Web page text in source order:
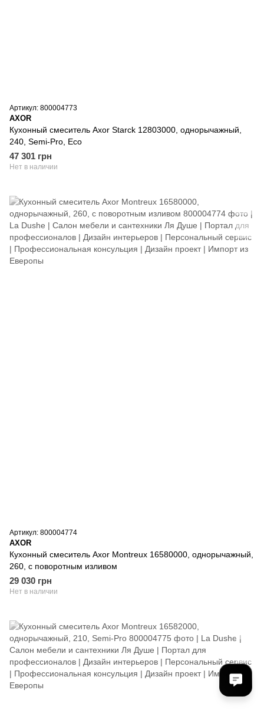
Артикул: 800004773
AXOR
Кухонный смеситель Axor Starck 12803000, однорычажный,
240, Semi-Pro, Eco
47 301 грн
Нет в наличии
Артикул: 800004774
AXOR
Кухонный смеситель Axor Montreux 16580000, однорычажный,
260, с поворотным изливом
29 030 грн
Нет в наличии